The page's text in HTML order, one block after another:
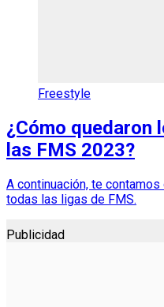
Freestyle
¿Cómo quedaron
las FMS 2023?
A continuación, te
todas las ligas de FMS.
Publicidad